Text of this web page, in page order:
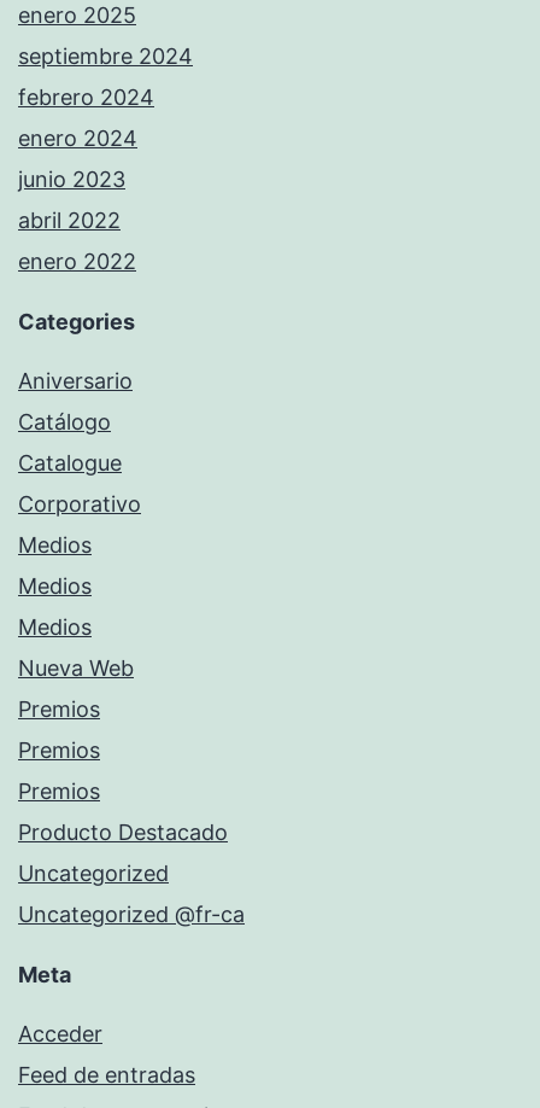
enero 2025
septiembre 2024
febrero 2024
enero 2024
junio 2023
abril 2022
enero 2022
Categories
Aniversario
Catálogo
Catalogue
Corporativo
Medios
Medios
Medios
Nueva Web
Premios
Premios
Premios
Producto Destacado
Uncategorized
Uncategorized @fr-ca
Meta
Acceder
Feed de entradas